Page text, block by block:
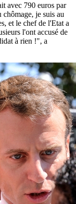
avec 790 euros par
je suis au
et le chef de l'Etat a
l'ont accusé de
à rien !", a